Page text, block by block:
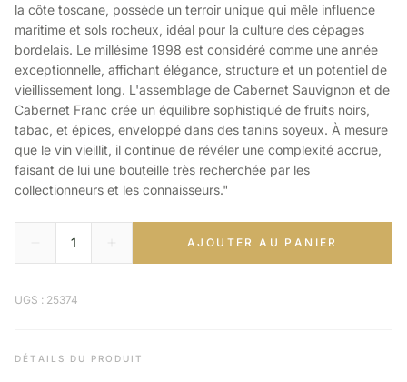
la côte toscane, possède un terroir unique qui mêle influence
maritime et sols rocheux, idéal pour la culture des cépages
bordelais. Le millésime 1998 est considéré comme une année
exceptionnelle, affichant élégance, structure et un potentiel de
vieillissement long. L'assemblage de Cabernet Sauvignon et de
Cabernet Franc crée un équilibre sophistiqué de fruits noirs,
tabac, et épices, enveloppé dans des tanins soyeux. À mesure
que le vin vieillit, il continue de révéler une complexité accrue,
faisant de lui une bouteille très recherchée par les
collectionneurs et les connaisseurs."
AJOUTER AU PANIER
UGS : 25374
DÉTAILS DU PRODUIT